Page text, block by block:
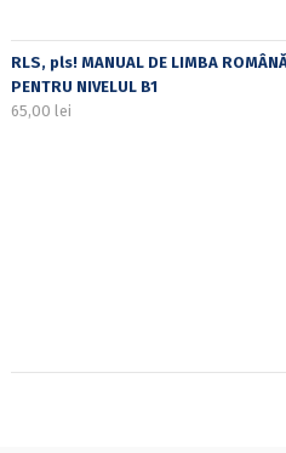
RLS, pls! MANUAL DE LIMBA
PENTRU NIVELUL B1
65,00 lei